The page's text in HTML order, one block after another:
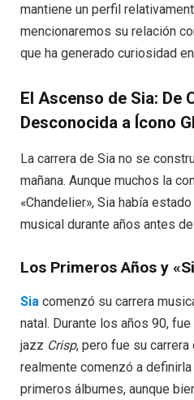
mantiene un perfil
mencionaremos su relación
que ha generado curiosidad
El Ascenso de Sia: De
Desconocida a Ícono
La carrera de Sia no se
mañana. Aunque muchos la
«Chandelier», Sia había
musical durante años antes
Los Primeros Años y
Sia comenzó su carrera
natal. Durante los años 90,
jazz Crisp, pero fue su
realmente comenzó a
primeros álbumes, aunque